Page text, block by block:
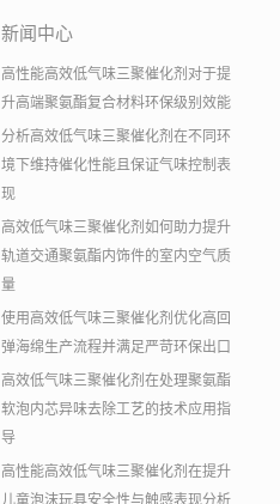
新闻中心
高性能高效低气味三聚催化剂对于提
升高端聚氨酯复合材料环保级别效能
分析高效低气味三聚催化剂在不同环
境下维持催化性能且保证气味控制表
现
高效低气味三聚催化剂如何助力提升
轨道交通聚氨酯内饰件的室内空气质
量
使用高效低气味三聚催化剂优化高回
弹海绵生产流程并满足严苛环保出口
高效低气味三聚催化剂在处理聚氨酯
软泡内芯异味去除工艺的技术应用指
导
高性能高效低气味三聚催化剂在提升